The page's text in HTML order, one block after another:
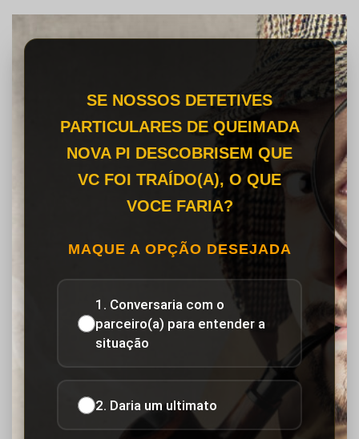
SE NOSSOS DETETIVES
PARTICULARES DE QUEIMADA
NOVA PI DESCOBRISEM QUE
VC FOI TRAÍDO(A), O QUE
VOCE FARIA?
MAQUE A OPÇÃO DESEJADA
1. Conversaria com o
parceiro(a) para entender a
situação
2. Daria um ultimato